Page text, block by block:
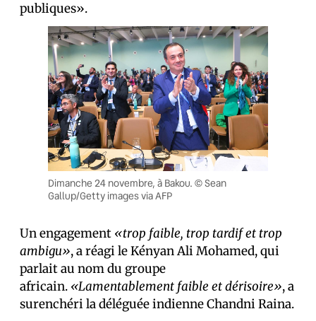
publiques».
Dimanche 24 novembre, à Bakou. © Sean
Gallup/Getty images via AFP
Un engagement «trop faible, trop tardif et trop
ambigu», a réagi le Kényan Ali Mohamed, qui
parlait au nom du groupe
africain. «Lamentablement faible et dérisoire», a
surenchéri la déléguée indienne Chandni Raina.